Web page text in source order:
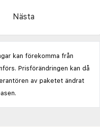
Nästa
kan förekomma från
Prisförändringen kan då
av paketet ändrat